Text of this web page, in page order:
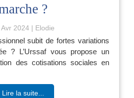
?
Avr 2024 Elodie
subit de fortes variations
? L’Urssaf vous propose un
des cotisations sociales en
Lire la suite...